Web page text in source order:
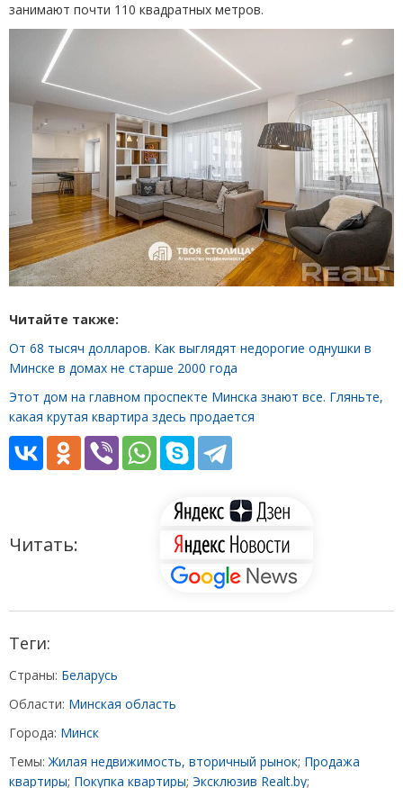
занимают почти 110 квадратных метров.
Читайте также:
От 68 тысяч долларов. Как выглядят недорогие однушки в
Минске в домах не старше 2000 года
Этот дом на главном проспекте Минска знают все. Гляньте,
какая крутая квартира здесь продается
Читать:
Теги:
Страны: Беларусь
Области: Минская область
Города: Минск
Темы: Жилая недвижимость, вторичный рынок; Продажа
квартиры; Покупка квартиры; Эксклюзив Realt.by;